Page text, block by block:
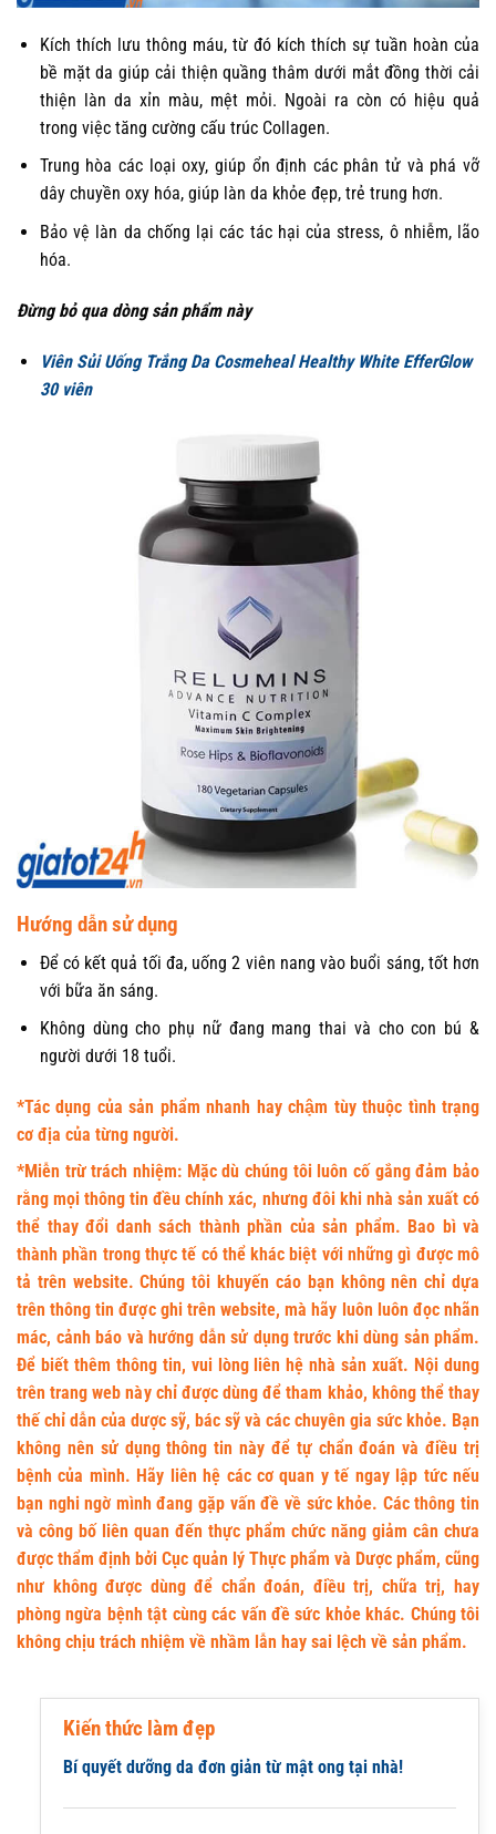
Kích thích lưu thông máu, từ đó kích thích sự tuần hoàn của
bề mặt da giúp cải thiện quầng thâm dưới mắt đồng thời cải
thiện làn da xỉn màu, mệt mỏi. Ngoài ra còn có hiệu quả
trong việc tăng cường cấu trúc Collagen.
Trung hòa các loại oxy, giúp ổn định các phân tử và phá vỡ
dây chuyền oxy hóa, giúp làn da khỏe đẹp, trẻ trung hơn.
Bảo vệ làn da chống lại các tác hại của stress, ô nhiễm, lão
hóa.
Đừng bỏ qua dòng sản phẩm này
Viên Sủi Uống Trắng Da Cosmeheal Healthy White EfferGlow
30 viên
Hướng dẫn sử dụng
Để có kết quả tối đa, uống 2 viên nang vào buổi sáng, tốt hơn
với bữa ăn sáng.
Không dùng cho phụ nữ đang mang thai và cho con bú &
người dưới 18 tuổi.
*Tác dụng của sản phẩm nhanh hay chậm tùy thuộc tình trạng
cơ địa của từng người.
*Miễn trừ trách nhiệm: Mặc dù chúng tôi luôn cố gắng đảm bảo
rằng mọi thông tin đều chính xác, nhưng đôi khi nhà sản xuất có
thể thay đổi danh sách thành phần của sản phẩm. Bao bì và
thành phần trong thực tế có thể khác biệt với những gì được mô
tả trên website. Chúng tôi khuyến cáo bạn không nên chỉ dựa
trên thông tin được ghi trên website, mà hãy luôn luôn đọc nhãn
mác, cảnh báo và hướng dẫn sử dụng trước khi dùng sản phẩm.
Để biết thêm thông tin, vui lòng liên hệ nhà sản xuất. Nội dung
trên trang web này chỉ được dùng để tham khảo, không thể thay
thế chỉ dẫn của dược sỹ, bác sỹ và các chuyên gia sức khỏe. Bạn
không nên sử dụng thông tin này để tự chẩn đoán và điều trị
bệnh của mình. Hãy liên hệ các cơ quan y tế ngay lập tức nếu
bạn nghi ngờ mình đang gặp vấn đề về sức khỏe. Các thông tin
và công bố liên quan đến thực phẩm chức năng giảm cân chưa
được thẩm định bởi Cục quản lý Thực phẩm và Dược phẩm, cũng
như không được dùng để chẩn đoán, điều trị, chữa trị, hay
phòng ngừa bệnh tật cùng các vấn đề sức khỏe khác. Chúng tôi
không chịu trách nhiệm về nhầm lẫn hay sai lệch về sản phẩm.
Kiến thức làm đẹp
Bí quyết dưỡng da đơn giản từ mật ong tại nhà!